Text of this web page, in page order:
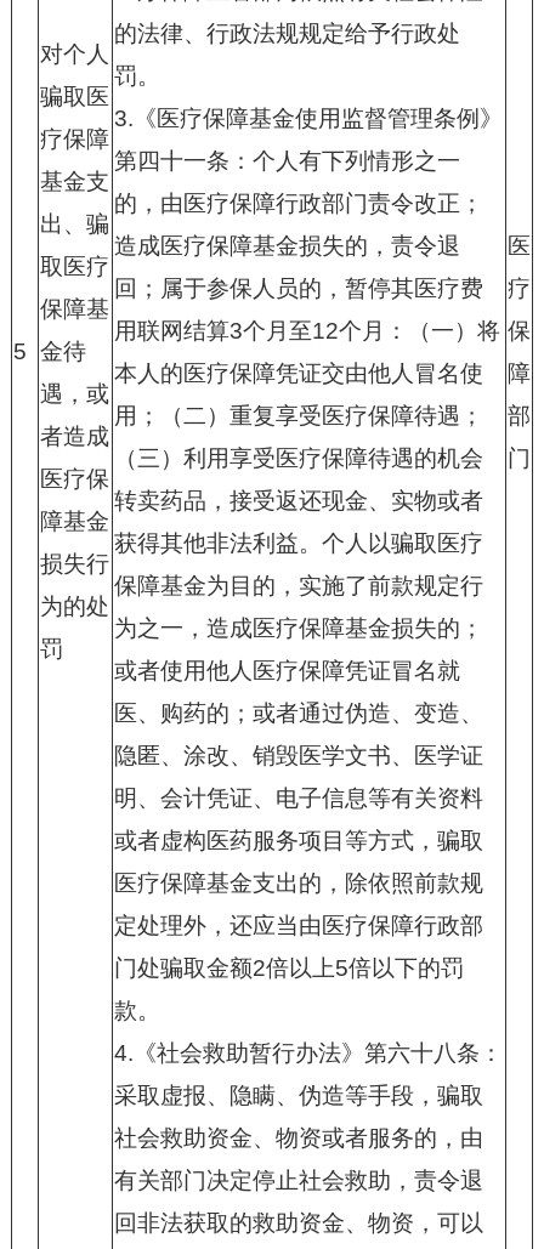
5
对个人
骗取医
疗保障
基金支
出、骗
取医疗
保障基
金待
遇，或
者造成
医疗保
障基金
损失行
为的处
罚
的法律、行政法规规定给予行政处
罚。
3. 《医疗保障基金使用监督管理条例》
第四十一条：个人有下列情形之一
的，由医疗保障行政部门责令改正；
造成医疗保障基金损失的，责令退
回；属于参保人员的，暂停其医疗费
用联网结算3个月至12个月：（一）将
本人的医疗保障凭证交由他人冒名使
用；（二）重复享受医疗保障待遇；
（三）利用享受医疗保障待遇的机会
转卖药品，接受返还现金、实物或者
获得其他非法利益。个人以骗取医疗
保障基金为目的，实施了前款规定行
为之一，造成医疗保障基金损失的；
或者使用他人医疗保障凭证冒名就
医、购药的；或者通过伪造、变造、
隐匿、涂改、销毁医学文书、医学证
明、会计凭证、电子信息等有关资料
或者虚构医药服务项目等方式，骗取
医疗保障基金支出的，除依照前款规
定处理外，还应当由医疗保障行政部
门处骗取金额2倍以上5倍以下的罚
款。
4. 《社会救助暂行办法》第六十八条：
采取虚报、隐瞒、伪造等手段，骗取
社会救助资金、物资或者服务的，由
有关部门决定停止社会救助，责令退
回非法获取的救助资金、物资，可以
医
疗
保
障
部
门